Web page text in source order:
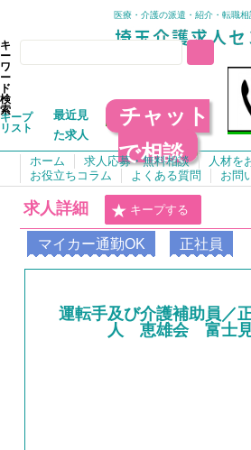
医療・介護の派遣・紹介・転職相
キ
ー
ワ
ー
ド
検
索
キープ
リスト
最近見
た求人
チャット
で相談
ホーム 求人応募・無料相談
人材を
お役立ちコラム
よくある質問 お問
求人詳細 キープする
マイカー通勤OK 正社員
運転手及び介護補助員／
人 恵雄会 富士見